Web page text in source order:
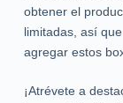
obtener el
limitadas, así
agregar estos
¡Atrévete a